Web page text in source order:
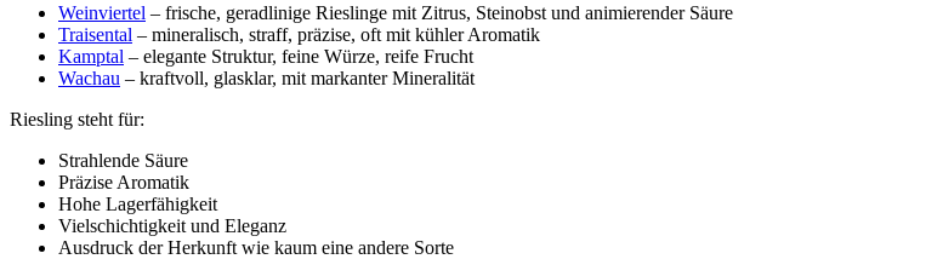
Weinviertel – frische, geradlinige Rieslinge mit Zitrus, Steinobst und animierender Säure
Traisental – mineralisch, straff, präzise, oft mit kühler Aromatik
Kamptal – elegante Struktur, feine Würze, reife Frucht
Wachau – kraftvoll, glasklar, mit markanter Mineralität
Riesling steht für:
Strahlende Säure
Präzise Aromatik
Hohe Lagerfähigkeit
Vielschichtigkeit und Eleganz
Ausdruck der Herkunft wie kaum eine andere Sorte